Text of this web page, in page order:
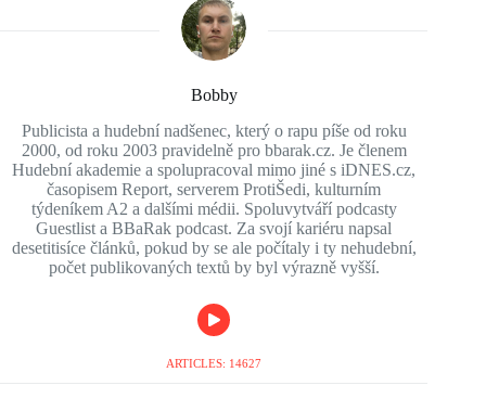
Bobby
Publicista a hudební nadšenec, který o rapu píše od roku
2000, od roku 2003 pravidelně pro bbarak.cz. Je členem
Hudební akademie a spolupracoval mimo jiné s iDNES.cz,
časopisem Report, serverem ProtiŠedi, kulturním
týdeníkem A2 a dalšími médii. Spoluvytváří podcasty
Guestlist a BBaRak podcast. Za svojí kariéru napsal
desetitisíce článků, pokud by se ale počítaly i ty nehudební,
počet publikovaných textů by byl výrazně vyšší.
ARTICLES: 14627